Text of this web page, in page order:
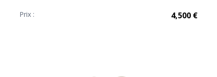
Prix : 4,500 €